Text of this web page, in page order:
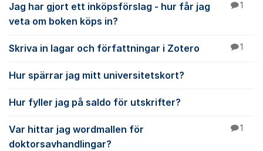
Jag har gjort ett inköpsförslag - hur får jag
veta om boken köps in?
1
Skriva in lagar och författningar i Zotero 1
Hur spärrar jag mitt universitetskort?
Hur fyller jag på saldo för utskrifter?
Var hittar jag wordmallen för
doktorsavhandlingar?
1